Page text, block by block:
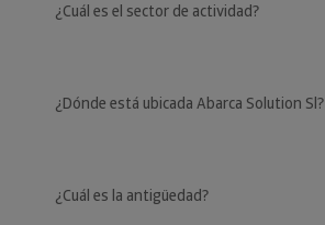
¿Cuál es el sector de actividad?
¿Dónde está ubicada Abarca Solution Sl?
¿Cuál es la antigüedad?